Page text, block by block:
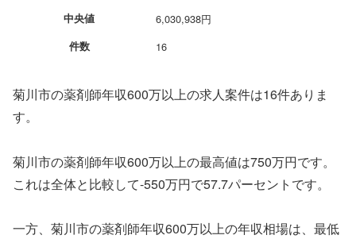
中央値 6,030,938円
件数 16
菊川市の薬剤師年収600万以上の求人案件は16件ありま
す。
菊川市の薬剤師年収600万以上の最高値は750万円です。
これは全体と比較して-550万円で57.7パーセントです。
一方、菊川市の薬剤師年収600万以上の年収相場は、最低